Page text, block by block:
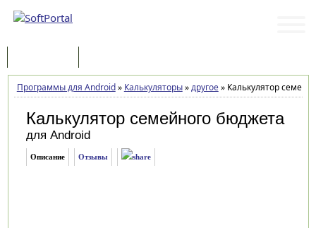
Программы для Android» Калькуляторы»другое»Калькулятор
Калькулятор семейного бюджета
для Android
Описание Отзывы